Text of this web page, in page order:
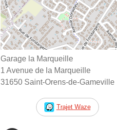
Garage la Marqueille
1 Avenue de la Marqueille
31650 Saint-Orens-de-Gameville
Trajet Waze